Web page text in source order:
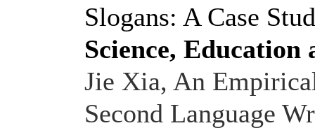
Slogans: A Case
Science, Education
Jie Xia, An
Second Language